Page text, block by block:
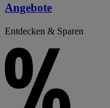
Angebote
Entdecken & Sparen